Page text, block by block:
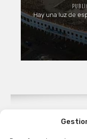
Hay una luz de